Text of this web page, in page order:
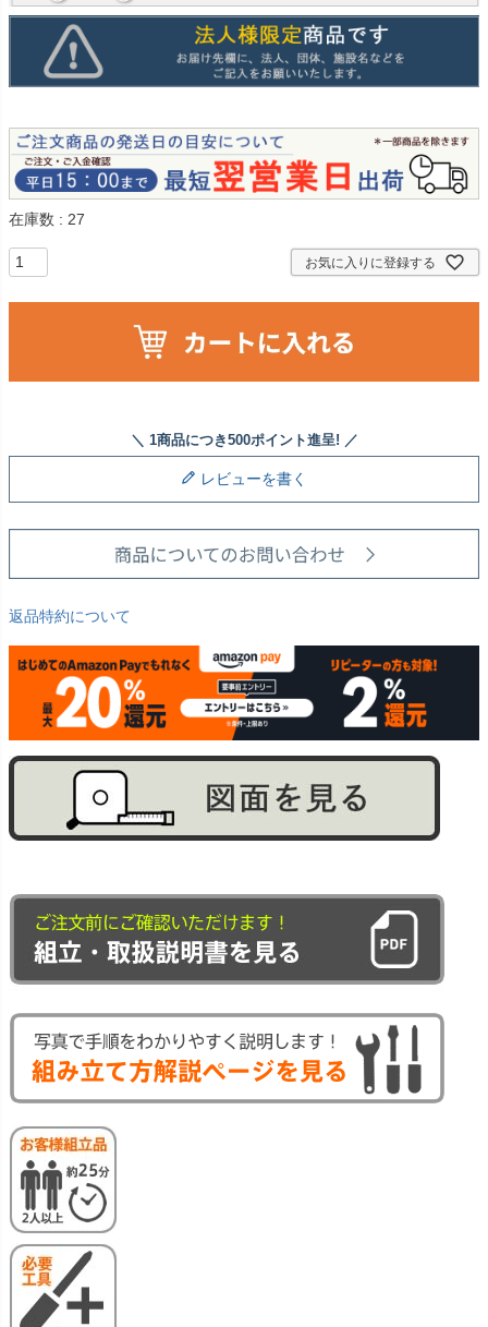
在庫数 27
お気に入りに登録する
レビューを書く
返品特約について